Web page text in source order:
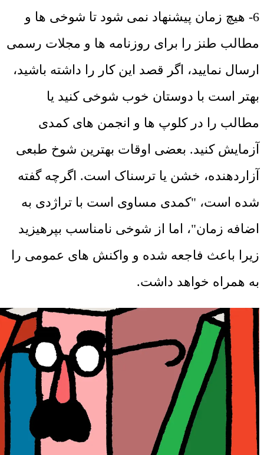
6- هیچ زمان پیشنهاد نمی شود تا شوخی ها و
مطالب طنز را برای روزنامه ها و مجلات رسمی
ارسال نمایید، اگر قصد این کار را داشته باشید،
بهتر است با دوستان خوب شوخی کنید یا
مطالب را در کلوپ ها و انجمن های کمدی
آزمایش کنید. بعضی اوقات بهترین شوخ طبعی
آزاردهنده، خشن یا ترسناک است. اگرچه گفته
شده است، "کمدی مساوی است با تراژدی به
اضافه زمان"، اما از شوخی نامناسب بپرهیزید
زیرا باعث فاجعه شده و واکنش های عمومی را
به همراه خواهد داشت.